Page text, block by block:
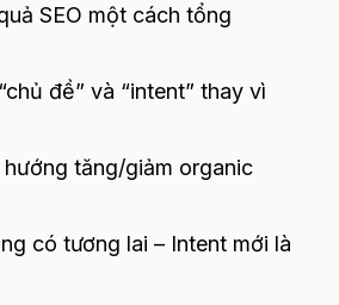
SEO một cách tổng
đề” và “intent” thay vì
hướng tăng/giảm organic
có tương lai – Intent mới là